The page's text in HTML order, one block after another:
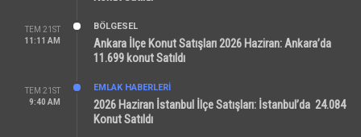
TEM 21ST
11:11 AM
BÖLGESEL
Ankara İlçe Konut Satışları 2026 Haziran: Ankara’da
11.699 konut Satıldı
TEM 21ST
9:40 AM
EMLAK HABERLERI
2026 Haziran İstanbul İlçe Satışları: İstanbul’da 24.084
Konut Satıldı